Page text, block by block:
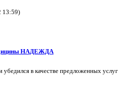
13:59)
НАДЕЖДА
в качестве предложенных услуг